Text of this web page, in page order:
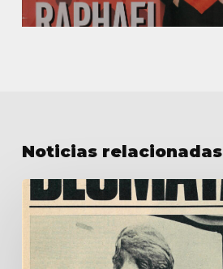
Noticias relacionadas
Raphael
desmayado